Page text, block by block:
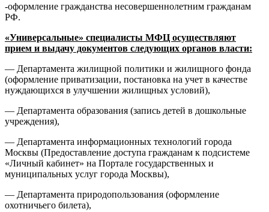
-оформление гражданства несовершеннолетним гражданам
РФ.
«Универсальные» специалисты МФЦ осуществляют
прием и выдачу документов следующих органов власти:
— Департамента жилищной политики и жилищного фонда
(оформление приватизации, постановка на учет в качестве
нуждающихся в улучшении жилищных условий),
— Департамента образования (запись детей в дошкольные
учреждения),
— Департамента информационных технологий города
Москвы (Предоставление доступа гражданам к подсистеме
«Личный кабинет» на Портале государственных и
муниципальных услуг города Москвы),
— Департамента природопользования (оформление
охотничьего билета),